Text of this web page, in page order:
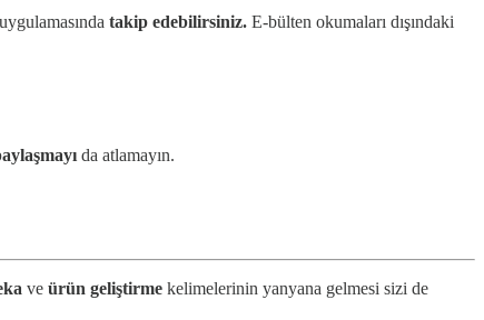
takip edebilirsiniz. E-bülten okumaları dışındaki
da atlamayın.
ve ürün geliştirme kelimelerinin yanyana gelmesi sizi de